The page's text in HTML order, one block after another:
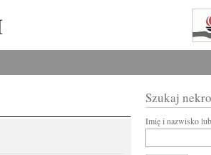
Szukaj
Imię i nazwisko